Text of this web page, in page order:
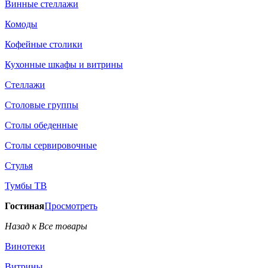
Винные стеллажи
Комоды
Кофейные столики
Кухонные шкафы и витрины
Стеллажи
Столовые группы
Столы обеденные
Столы сервировочные
Стулья
Тумбы ТВ
ГостинаяПросмотреть
Назад к Все товары
Винотеки